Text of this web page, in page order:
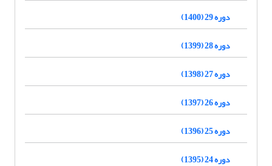
دوره 29 (1400)
دوره 28 (1399)
دوره 27 (1398)
دوره 26 (1397)
دوره 25 (1396)
دوره 24 (1395)